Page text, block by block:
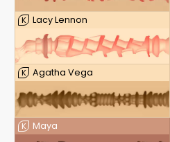
K Lacy Lennon
K Agatha Vega
K Maya